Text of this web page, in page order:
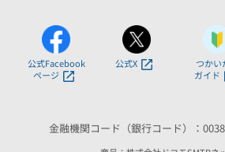
公式Facebook
ページ
公式X
つかい
ガイド
金融機関コード（銀行コード）：0038